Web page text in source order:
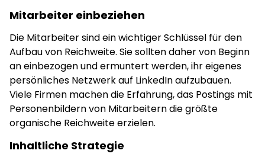
Mitarbeiter einbeziehen
Die Mitarbeiter sind ein wichtiger Schlüssel für den
Aufbau von Reichweite. Sie sollten daher von Beginn
an einbezogen und ermuntert werden, ihr eigenes
persönliches Netzwerk auf LinkedIn aufzubauen.
Viele Firmen machen die Erfahrung, das Postings mit
Personenbildern von Mitarbeitern die größte
organische Reichweite erzielen.
Inhaltliche Strategie